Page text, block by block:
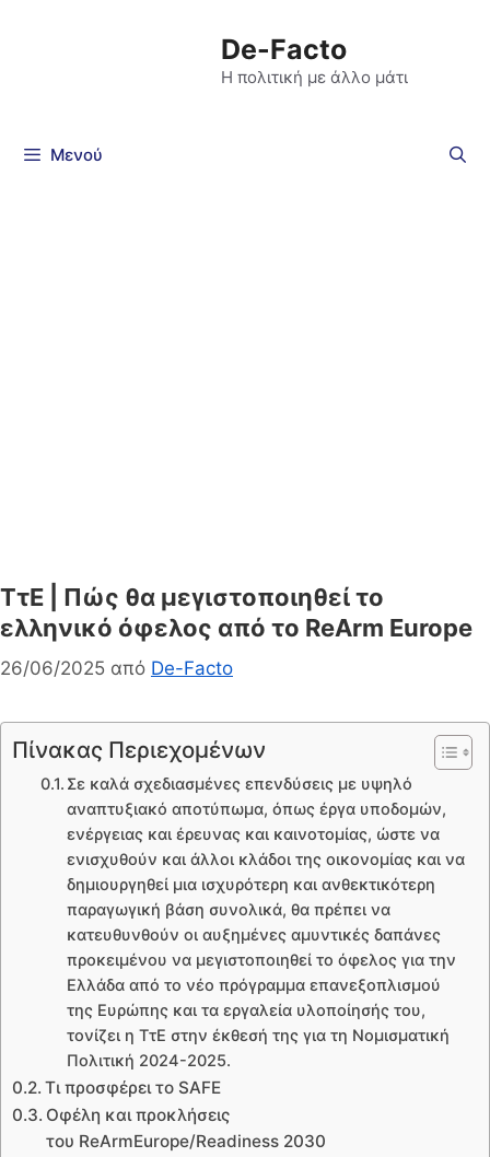
De-Facto
Η πολιτική με άλλο μάτι
Μενού
ΤτΕ | Πώς θα μεγιστοποιηθεί το
ελληνικό όφελος από το ReArm Europe
26/06/2025 από De-Facto
Πίνακας Περιεχομένων
Σε καλά σχεδιασμένες επενδύσεις με υψηλό
αναπτυξιακό αποτύπωμα, όπως έργα υποδομών,
ενέργειας και έρευνας και καινοτομίας, ώστε να
ενισχυθούν και άλλοι κλάδοι της οικονομίας και να
δημιουργηθεί μια ισχυρότερη και ανθεκτικότερη
παραγωγική βάση συνολικά, θα πρέπει να
κατευθυνθούν οι αυξημένες αμυντικές δαπάνες
προκειμένου να μεγιστοποιηθεί το όφελος για την
Ελλάδα από το νέο πρόγραμμα επανεξοπλισμού
της Ευρώπης και τα εργαλεία υλοποίησής του,
τονίζει η ΤτΕ στην έκθεσή της για τη Νομισματική
Πολιτική 2024-2025.
Τι προσφέρει το SAFE
Οφέλη και προκλήσεις
του ReArmEurope/Readiness 2030